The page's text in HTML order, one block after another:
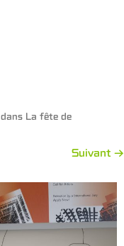
dans La fête de
Suivant →